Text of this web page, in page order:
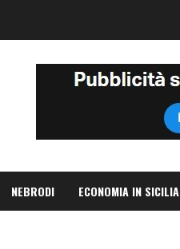
NEBRODI ECONOMIA IN SICILIA